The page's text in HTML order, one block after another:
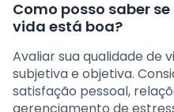
Como posso saber
vida está boa?
Avaliar sua qualidade de
subjetiva e objetiva.
satisfação pessoal,